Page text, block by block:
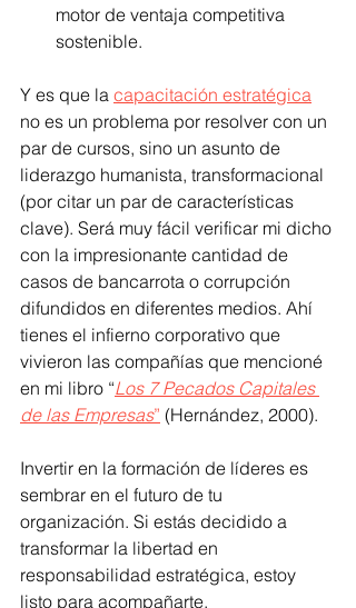
motor de ventaja competitiva
sostenible.
Y es que la capacitación estratégica
no es un problema por resolver con un
par de cursos, sino un asunto de
liderazgo humanista, transformacional
(por citar un par de características
clave). Será muy fácil verificar mi dicho
con la impresionante cantidad de
casos de bancarrota o corrupción
difundidos en diferentes medios. Ahí
tienes el infierno corporativo que
vivieron las compañías que mencioné
en mi libro “Los 7 Pecados Capitales
de las Empresas” (Hernández, 2000).
Invertir en la formación de líderes es
sembrar en el futuro de tu
organización. Si estás decidido a
transformar la libertad en
responsabilidad estratégica, estoy
listo para acompañarte.